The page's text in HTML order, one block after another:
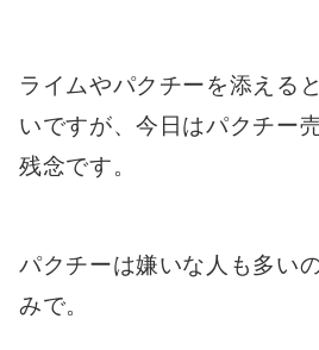
ライムやパクチーを添える
いですが、今日はパクチー
残念です。
パクチーは嫌いな人も多い
みで。